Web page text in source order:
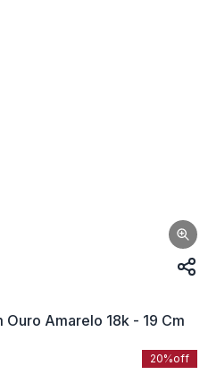
Ouro Amarelo 18k - 19 Cm
20%off